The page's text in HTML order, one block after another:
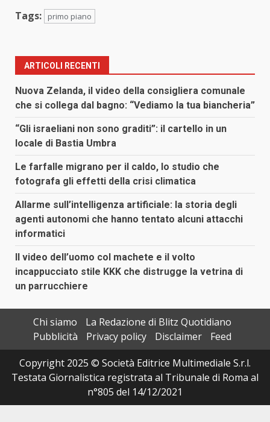
Tags: primo piano
ARTICOLI RECENTI
Nuova Zelanda, il video della consigliera comunale
che si collega dal bagno: “Vediamo la tua biancheria”
“Gli israeliani non sono graditi”: il cartello in un
locale di Bastia Umbra
Le farfalle migrano per il caldo, lo studio che
fotografa gli effetti della crisi climatica
Allarme sull’intelligenza artificiale: la storia degli
agenti autonomi che hanno tentato alcuni attacchi
informatici
Il video dell’uomo col machete e il volto
incappucciato stile KKK che distrugge la vetrina di
un parrucchiere
Chi siamo
La Redazione di Blitz Quotidiano
Pubblicità
Privacy policy Disclaimer
Feed
Copyright 2025 © Società Editrice Multimediale S.r.l.
Testata Giornalistica registrata al Tribunale di Roma al
n°805 del 14/12/2021